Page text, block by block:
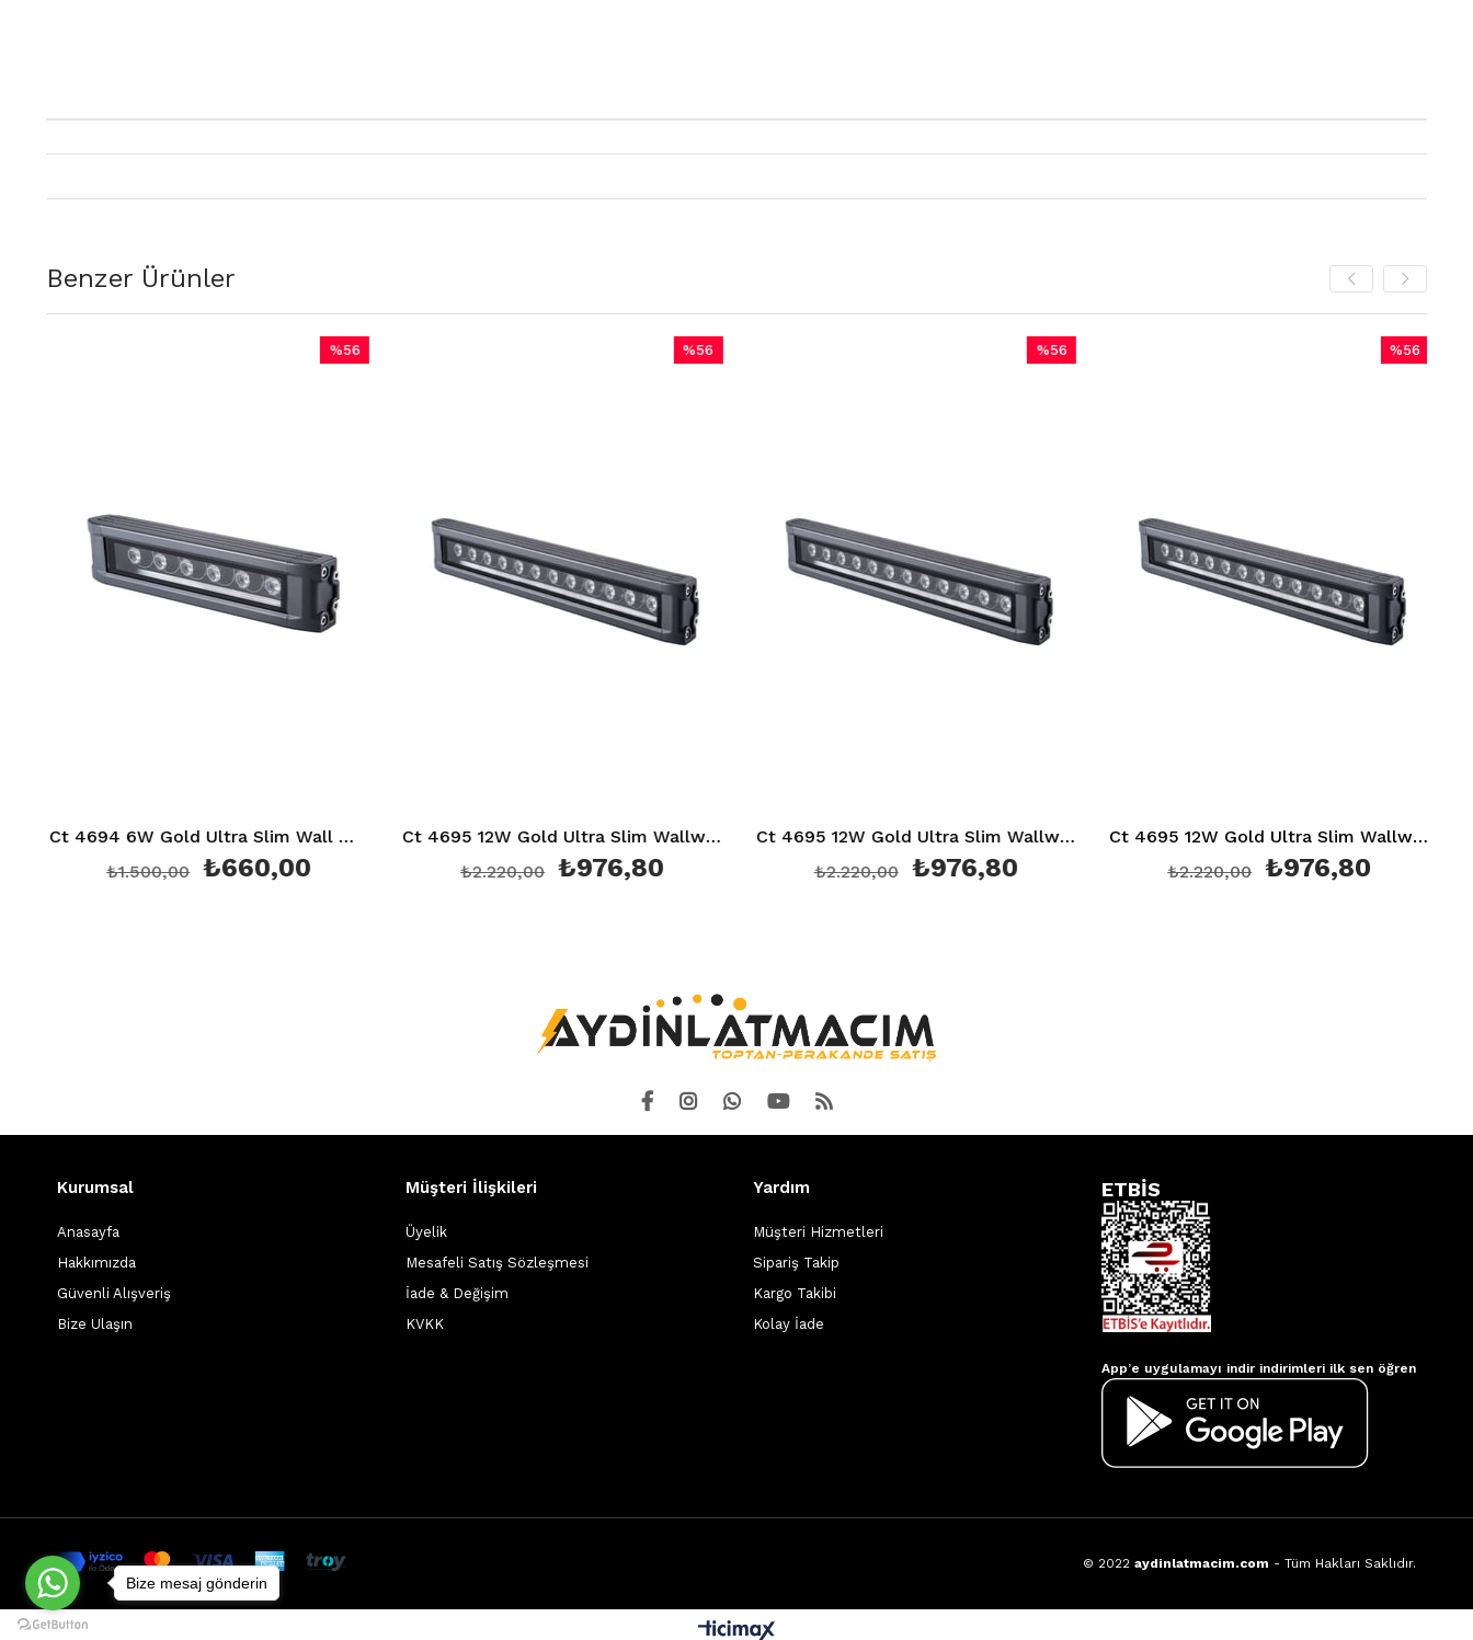
Benzer Ürünler
Ct 4694 6W Gold Ultra Slim Wall Washer 20 Cm Yeşil Aydınlatma
₺660,00
Ct 4695 12W Gold Ultra Slim Wallwasher 30Cm Amber Aydınlatma
₺976,80
Ct 4695 12W Gold Ultra Slim Wallwasher 30Cm Günışığı 3200K Aydınlatma
₺976,80
Ct 4695 12W Gold Ultra Slim Wallwasher 30Cm Yeşil Aydınlatma
₺976,80 ₺3.600,00
Kurumsal
Anasayfa
Hakkımızda
Güvenli Alışveriş
Bize Ulaşın
Müşteri İlişkileri
Üyelik
Mesafeli Satış Sözleşmesi
İade & Değişim
KVKK
Yardım
Müşteri Hizmetleri
Sipariş Takip
Kargo Takibi
Kolay İade
ETBİS
App’e uygulamayı indir indirimleri ilk sen öğren
© 2022 aydinlatmacim.com - Tüm Hakları Saklıdır.
Bize mesaj gönderin